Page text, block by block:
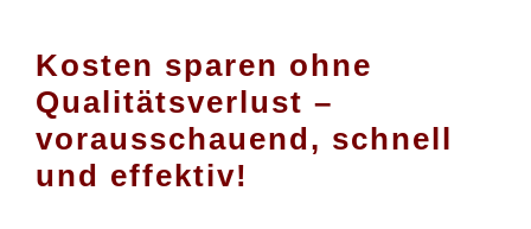
Kosten sparen ohne
Qualitätsverlust –
vorausschauend, schnell
und effektiv!